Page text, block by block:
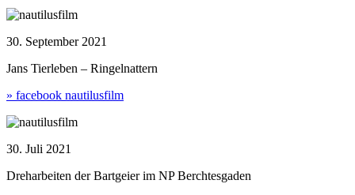
30. September 2021
Jans Tierleben – Ringelnattern
» facebook nautilusfilm
30. Juli 2021
Dreharbeiten der Bartgeier im NP Berchtesgaden